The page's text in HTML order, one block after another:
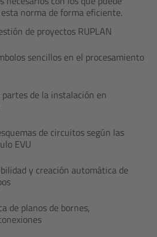
norma de forma eficiente.
de proyectos RUPLAN
sencillos en el procesamiento
de la instalación en
de circuitos según las
EVU
y creación automática de
de planos de bornes,